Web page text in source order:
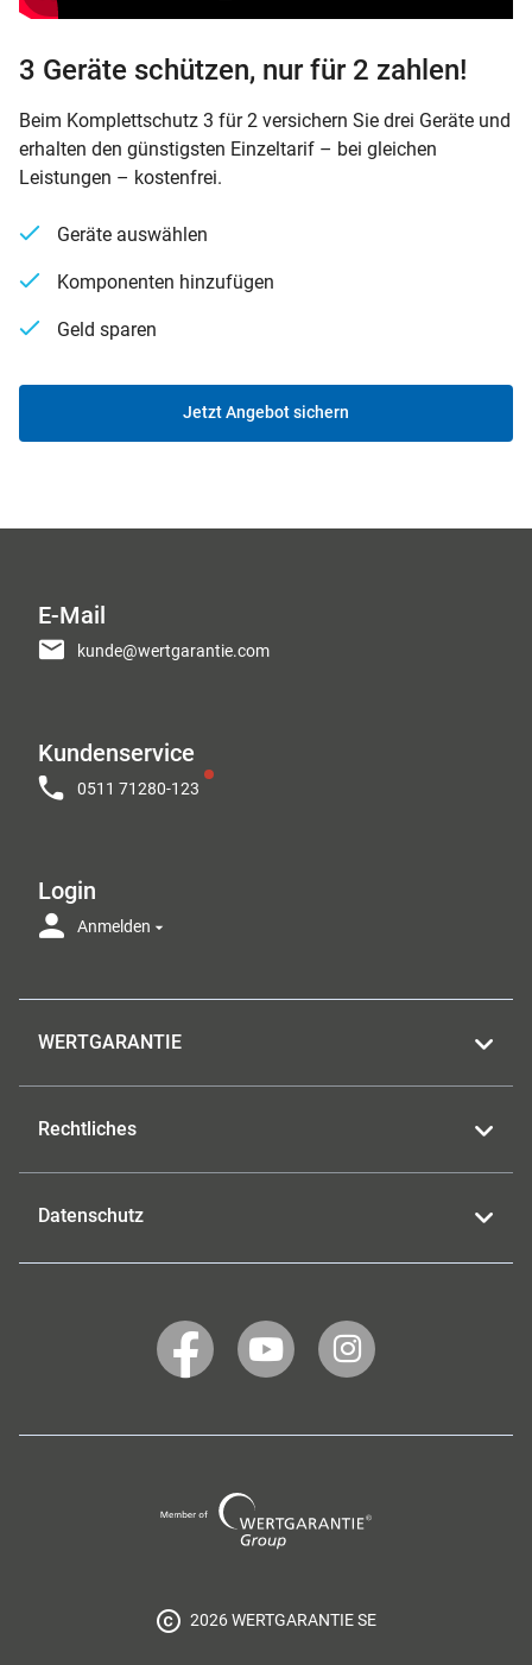
3 Geräte schützen, nur für 2 zahlen!
Beim Komplettschutz 3 für 2 versichern Sie drei Geräte und
erhalten den günstigsten Einzeltarif – bei gleichen
Leistungen – kostenfrei.
Geräte auswählen
Komponenten hinzufügen
Geld sparen
Jetzt Angebot sichern
E-Mail
kunde@wertgarantie.com
Kundenservice
0511 71280-123
Login
Anmelden
WERTGARANTIE
Rechtliches
Datenschutz
WERTGARANTIE
auf
WERTGARANTIE
auf
WERTGARANTIE
auf
Group
2026 WERTGARANTIE SE